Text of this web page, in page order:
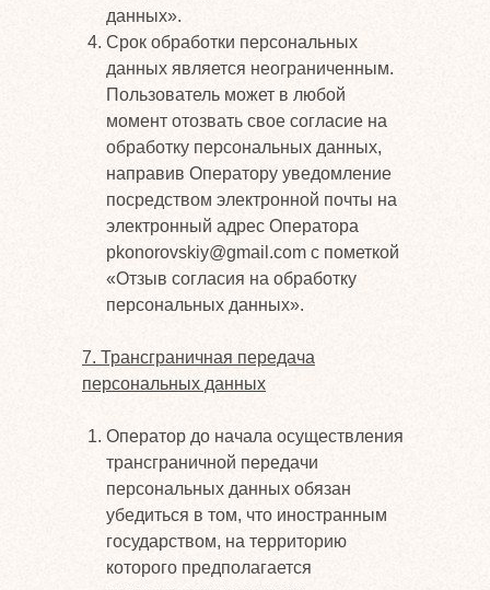
данных».
Срок обработки персональных
данных является неограниченным.
Пользователь может в любой
момент отозвать свое согласие на
обработку персональных данных,
направив Оператору уведомление
посредством электронной почты на
электронный адрес Оператора
pkonorovskiy@gmail.com с пометкой
«Отзыв согласия на обработку
персональных данных».
7. Трансграничная передача
персональных данных
Оператор до начала осуществления
трансграничной передачи
персональных данных обязан
убедиться в том, что иностранным
государством, на территорию
которого предполагается